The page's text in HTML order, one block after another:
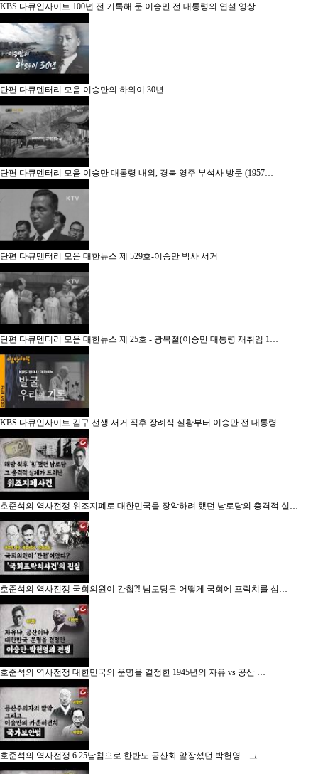
KBS 다큐인사이트 100년 전 기록해 둔 이승만 전 대통령의 연설 영상
단편 다큐멘터리 모음 이승만의 하와이 30년
단편 다큐멘터리 모음 이승만 대통령 내외, 경북 영주 부석사 방문 (1957…
단편 다큐멘터리 모음 대한뉴스 제 529호-이승만 박사 서거
단편 다큐멘터리 모음 대한뉴스 제 25호 - 광복절(이승만 대통령 재취임 1…
KBS 다큐인사이트 김구 선생 서거 직후 장례식 실황부터 이승만 전 대통령…
호준석의 역사전쟁 위조지폐로 대한민국을 장악하려 했던 남로당의 충격적 실…
호준석의 역사전쟁 국회의원이 간첩?! 남로당은 어떻게 국회에 프락치를 심…
호준석의 역사전쟁 대한민국의 운명을 결정한 1945년의 자유 vs 공산 …
호준석의 역사전쟁 6.25남침으로 한반도 공산화 앞장섰던 박헌영... 그…